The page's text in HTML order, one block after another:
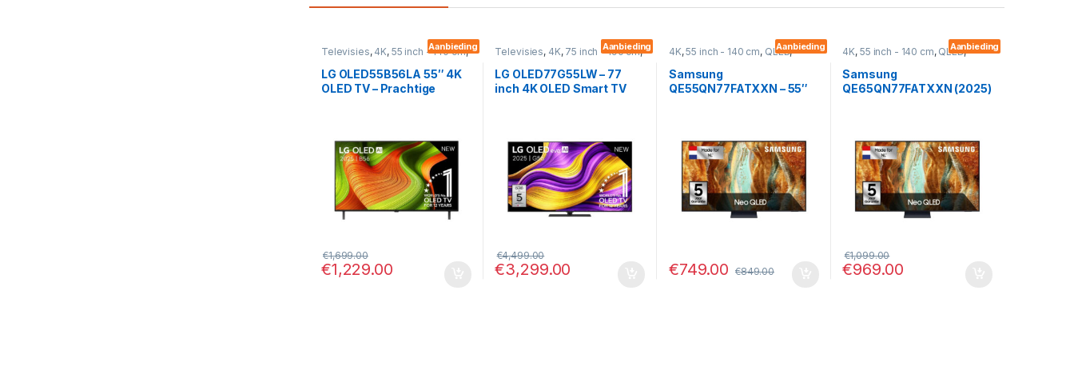
Aanbieding
Televisies, 4K, 55 inch - 140 cm,
LG OLED55B56LA 55″ 4K
OLED TV – Prachtige
€1,229.00
€1,699.00
Aanbieding
Televisies, 4K, 75 inch - 190 cm,
LG OLED77G55LW – 77
inch 4K OLED Smart TV
€3,299.00
€4,499.00
Aanbieding
4K,55 inch - 140 cm, QLED,
Samsung
QE55QN77FATXXN – 55″
€749.00 €849.00
Aanbieding
4K, 55 inch - 140 cm, QLED,
Samsung
QE65QN77FATXXN (2025)
€969.00
€1,099.00